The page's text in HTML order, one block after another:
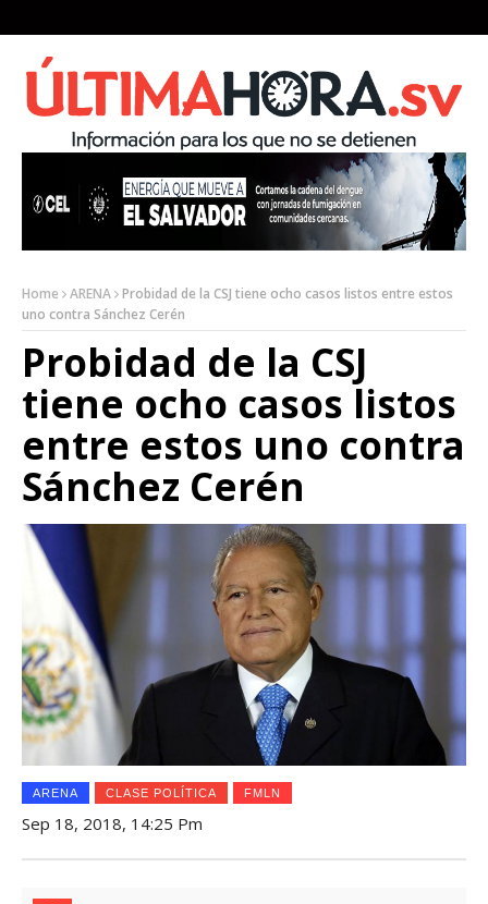
Home ARENA Probidad de la CSJ tiene ocho casos listos entre estos
uno contra Sánchez Cerén
Probidad de la CSJ
tiene ocho casos listos
entre estos uno contra
Sánchez Cerén
ARENA CLASE POLÍTICA FMLN
Sep 18, 2018, 14:25 Pm